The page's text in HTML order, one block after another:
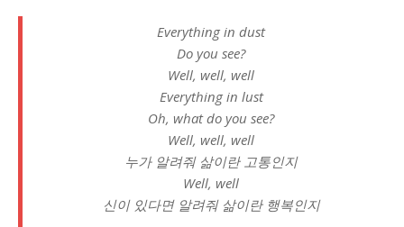
Everything in dust
Do you see?
Well, well, well
Everything in lust
Oh, what do you see?
Well, well, well
누가 알려줘 삶이란 고통인지
Well, well
신이 있다면 알려줘 삶이란 행복인지